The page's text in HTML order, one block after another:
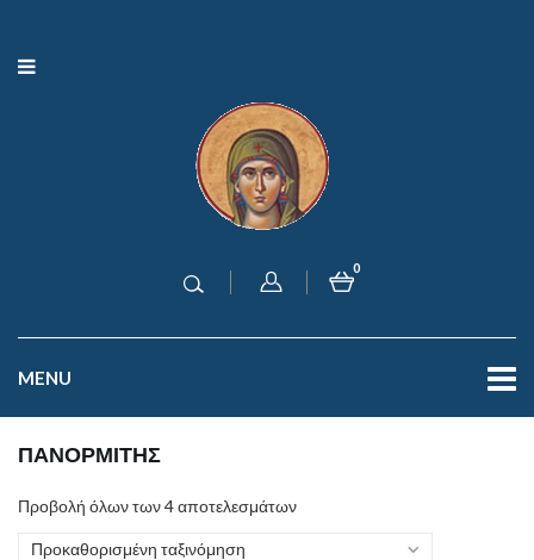
0
MENU
ΠΑΝΟΡΜΙΤΗΣ
Προβολή όλων των 4 αποτελεσμάτων
Προκαθορισμένη ταξινόμηση